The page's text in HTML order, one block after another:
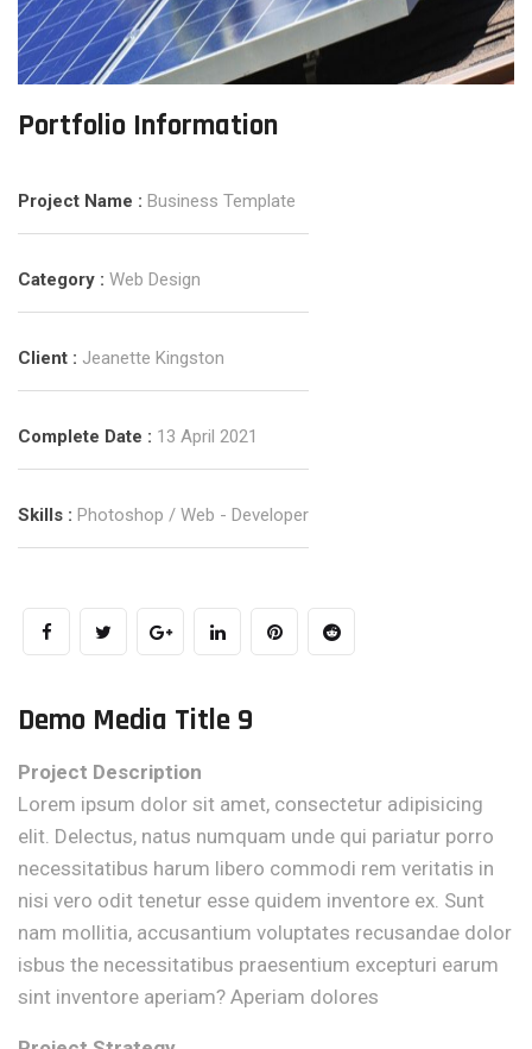
Portfolio Information
Project Name : Business Template
Category : Web Design
Client : Jeanette Kingston
Complete Date : 13 April 2021
Skills : Photoshop / Web - Developer
Demo Media Title 9
Project Description
Lorem ipsum dolor sit amet, consectetur adipisicing
elit. Delectus, natus numquam unde qui pariatur porro
necessitatibus harum libero commodi rem veritatis in
nisi vero odit tenetur esse quidem inventore ex. Sunt
nam mollitia, accusantium voluptates recusandae dolor
isbus the necessitatibus praesentium excepturi earum
sint inventore aperiam? Aperiam dolores